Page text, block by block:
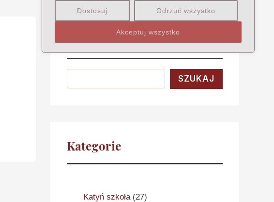
Dostosuj Odrzuć wszystko
Akceptuj wszystko
Wyszukaj
Szukaj
SZUKAJ
Kategorie
Katyń szkoła (27)